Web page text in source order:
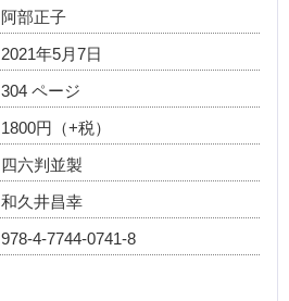
阿部正子
2021年5月7日
304 ページ
1800円（+税）
四六判並製
和久井昌幸
978-4-7744-0741-8